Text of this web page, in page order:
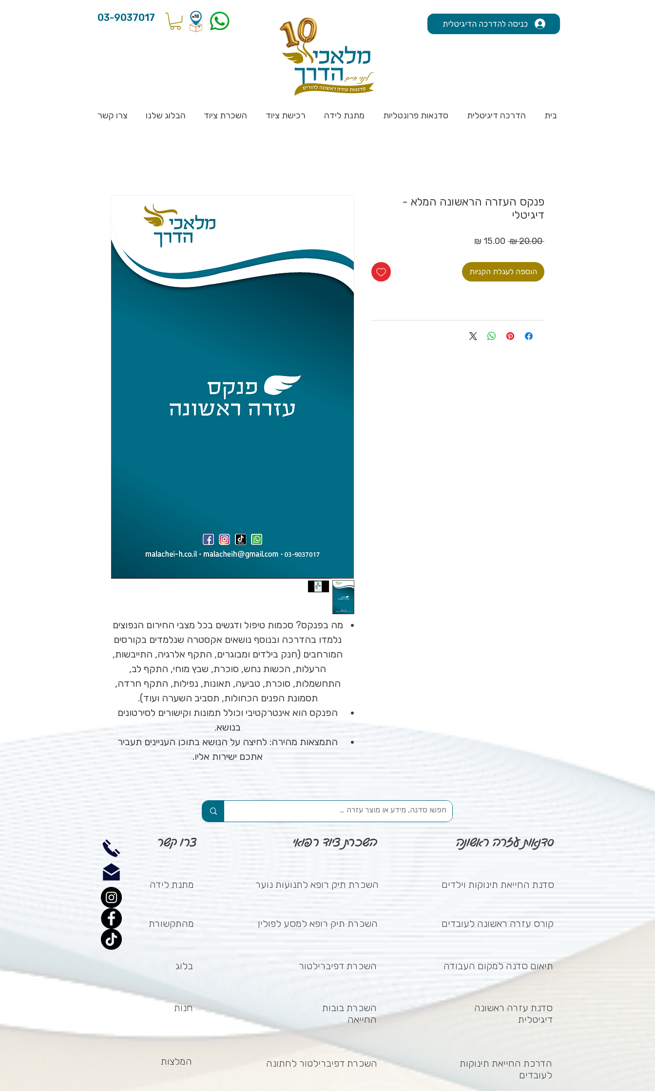
03-9037017
כניסה להדרכה הדיגיטלית
בית הדרכה דיגיטלית סדנאות פרונטליות מתנת לידה רכישת ציוד השכרת ציוד הבלוג שלנו צרו קשר
מה בפנקס? סכמות טיפול ודגשים בכל מצבי החירום הנפוצים
נלמדו בהדרכה ובנוסף נושאים אקסטרה שנלמדים בקורסים
המורחבים (חנק בילדים ומבוגרים, התקף אלרגיה, התייבשות,
הרעלות, הכשות נחש, סוכרת, שבץ מוחי, התקף לב,
התחשמלות, סוכרת, טביעה, תאונות, נפילות, התקף חרדה,
תסמונת הפנים הכחולות, תסביב השערה ועוד).
הפנקס הוא אינטרקטיבי וכולל תמונות וקישורים לסירטונים
בנושא.
התמצאות מהירה: לחיצה על הנושא בתוכן העניינים תעביר
אתכם ישירות אליו.
פנקס העזרה הראשונה המלא -
דיגיטלי
‏20.00 ‏₪
מחיר
הוספה לעגלת הקניות
צרו קשר
מתנת לידה
מהתקשורת
בלוג
חנות
המלצות
השכרת ציוד רפואי
השכרת תיק רופא לתנועות נוער
השכרת תיק רופא למסע לפולין
השכרת דפיברילטור
השכרת בובות
החייאה
השכרת דפיברילטור לחתונה
סדנאות עזרה ראשונה
סדנת החייאת תינוקות וילדים
קורס עזרה ראשונה לעובדים
תיאום סדנה למקום העבודה
סדנת עזרה ראשונה
דיגיטלית
הדרכת החייאת תינוקות
לעובדים